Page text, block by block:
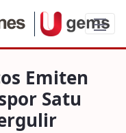
Emiten
Emiten
Satu